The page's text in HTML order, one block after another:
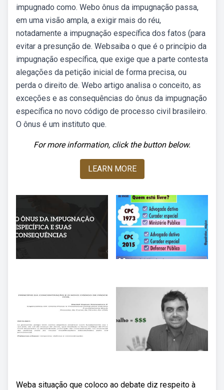
impugnado como. Webo ônus da impugnação passa,
em uma visão ampla, a exigir mais do réu,
notadamente a impugnação específica dos fatos (para
evitar a presunção de. Websaiba o que é o princípio da
impugnação específica, que exige que a parte contesta
alegações da petição inicial de forma precisa, ou
perda o direito de. Webo artigo analisa o conceito, as
exceções e as consequências do ônus da impugnação
específica no novo código de processo civil brasileiro.
O ônus é um instituto que.
For more information, click the button below.
LEARN MORE
Weba situação que coloco ao debate diz respeito à